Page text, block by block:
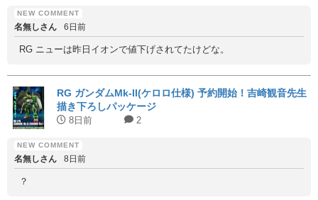
名無しさん 6日前
RG ニューは昨日イオンで値下げされてたけどな。
RG ガンダムMk-II(ケロロ仕様) 予約開始！吉崎観音先生
描き下ろしパッケージ
8日前 2
名無しさん 8日前
？